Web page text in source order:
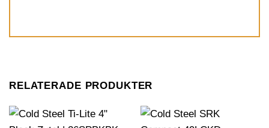
RELATERADE PRODUKTER